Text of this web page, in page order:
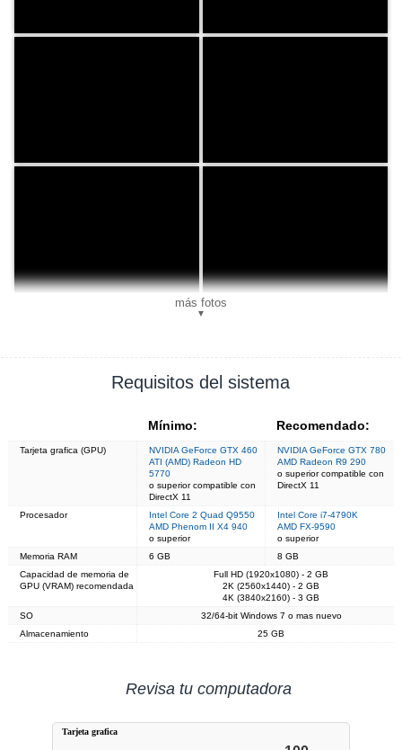
más fotos
▼
Requisitos del sistema
Mínimo: Recomendado:
Tarjeta grafica (GPU)
NVIDIA GeForce GTX 460
ATI (AMD) Radeon HD
5770
o superior compatible con
DirectX 11
NVIDIA GeForce GTX 780
AMD Radeon R9 290
o superior compatible con
DirectX 11
Procesador
Intel Core 2 Quad Q9550
AMD Phenom II X4 940
o superior
Intel Core i7-4790K
AMD FX-9590
o superior
Memoria RAM
6 GB
8 GB
Capacidad de memoria de
GPU (VRAM) recomendada
Full HD (1920x1080) - 2 GB
2K (2560x1440) - 2 GB
4K (3840x2160) - 3 GB
SO
32/64-bit Windows 7 o mas nuevo
Almacenamiento
25 GB
Revisa tu computadora
Tarjeta grafica